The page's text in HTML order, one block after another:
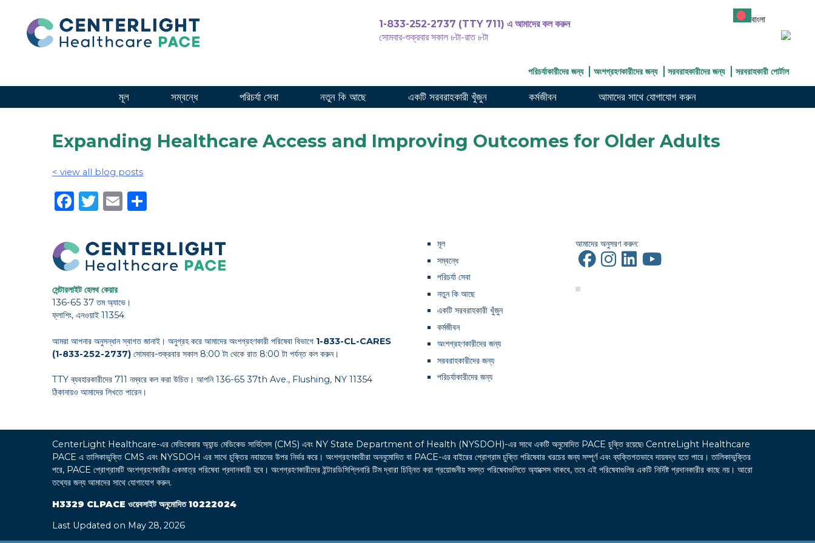
1-833-252-2737 (TTY 711) এ আমাদের কল করুন
সোমবার-শুক্রবার সকাল ৮টা-রাত ৮টা
বাংলা
পরিচর্যাকারীদের জন্য অংশগ্রহণকারীদের জন্য সরবরাহকারীদের জন্য সরবরাহকারী পোর্টাল
মূল সম্বন্ধে পরিচর্যা সেবা নতুন কি আছে একটি সরবরাহকারী খুঁজুন কর্মজীবন আমাদের সাথে যোগাযোগ করুন
Expanding Healthcare Access and Improving Outcomes for Older Adults
< view all blog posts
Facebook
Twitter
Email
সেন্টারলাইট হেলথ কেয়ার
136-65 37 তম অ্যাভে।
ফ্লাশিং, এনওয়াই 11354
আমরা আপনার অনুসন্ধান স্বাগত জানাই। অনুগ্রহ করে আমাদের অংশগ্রহণকারী পরিষেবা বিভাগে 1-833-CL-CARES
(1-833-252-2737) সোমবার-শুক্রবার সকাল 8:00 টা থেকে রাত 8:00 টা পর্যন্ত কল করুন।
TTY ব্যবহারকারীদের 711 নম্বরে কল করা উচিত। আপনি 136-65 37th Ave., Flushing, NY 11354
ঠিকানায়ও আমাদের লিখতে পারেন।
মূল
সম্বন্ধে
পরিচর্যা সেবা
নতুন কি আছে
একটি সরবরাহকারী খুঁজুন
কর্মজীবন
অংশগ্রহণকারীদের জন্য
সরবরাহকারীদের জন্য
পরিচর্যাকারীদের জন্য
আমাদের অনুসরণ করুন:
CenterLight Healthcare-এর মেডিকেয়ার অ্যান্ড মেডিকেড সার্ভিসেস (CMS) এবং NY State Department of Health (NYSDOH)-এর সাথে একটি অনুমোদিত PACE চুক্তি রয়েছে৷ CentreLight Healthcare
PACE এ তালিকাভুক্তি CMS এবং NYSDOH এর সাথে চুক্তির নবায়নের উপর নির্ভর করে। অংশগ্রহণকারীরা অননুমোদিত বা PACE-এর বাইরের প্রোগ্রাম চুক্তি পরিষেবার খরচের জন্য সম্পূর্ণ এবং ব্যক্তিগতভাবে দায়বদ্ধ হতে পারে। তালিকাভুক্তির
পরে, PACE প্রোগ্রামটি অংশগ্রহণকারীর একমাত্র পরিষেবা প্রদানকারী হবে। অংশগ্রহণকারীদের ইন্টারডিসিপ্লিনারি টিম দ্বারা চিহ্নিত করা প্রয়োজনীয় সমস্ত পরিষেবাগুলিতে অ্যাক্সেস থাকবে, তবে এই পরিষেবাগুলির একটি নির্দিষ্ট প্রদানকারীর কাছে নয়। আরো
তথ্যের জন্য আমাদের সাথে যোগাযোগ করুন.
H3329 CLPACE ওয়েবসাইট অনুমোদিত 10222024
Last Updated on May 28, 2026